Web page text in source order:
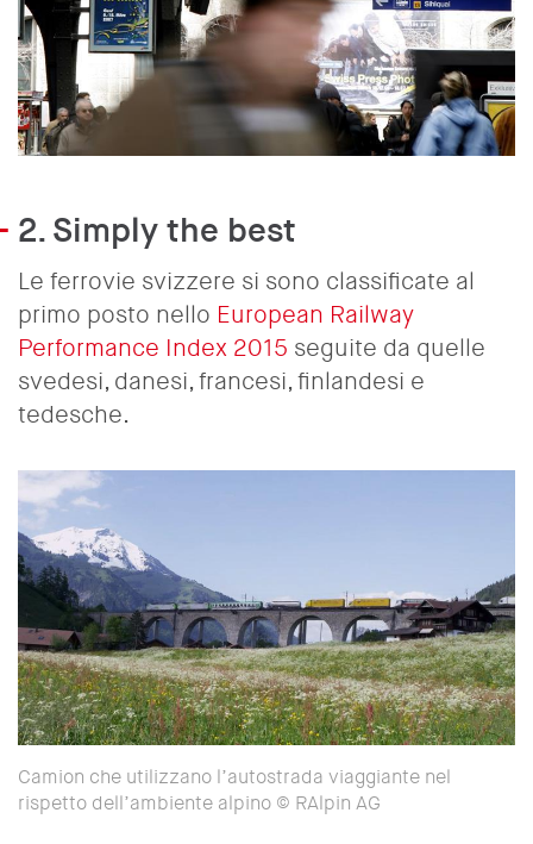
2. Simply the best
Le ferrovie svizzere si sono classificate al
primo posto nello European Railway
Performance Index 2015 seguite da quelle
svedesi, danesi, francesi, finlandesi e
tedesche.
Camion che utilizzano l’autostrada viaggiante nel
rispetto dell’ambiente alpino © RAlpin AG